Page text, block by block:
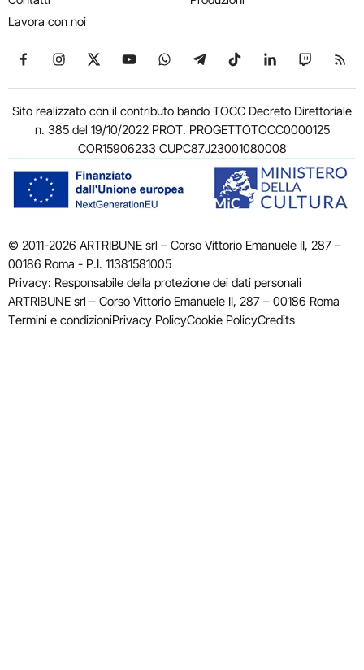
Lavora con noi
Seguici su Facebook
Seguici su Instagram
Seguici su X
Seguici su YouTube
Seguici su WhatsApp
Seguici su Telegram
Seguici su TikTok
Seguici su
Seguici
Sito realizzato con il contributo bando TOCC Decreto Direttoriale
n. 385 del 19/10/2022 PROT. PROGETTOTOCC0000125
COR15906233 CUPC87J23001080008
© 2011-2026 ARTRIBUNE srl – Corso Vittorio Emanuele II, 287 –
00186 Roma - P.I. 11381581005
Privacy: Responsabile della protezione dei dati personali
ARTRIBUNE srl – Corso Vittorio Emanuele II, 287 – 00186 Roma
Termini e condizioniPrivacy PolicyCookie PolicyCredits